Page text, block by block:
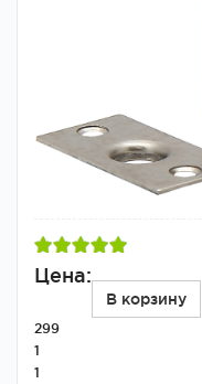
Цена:
В корзину
299
1
1